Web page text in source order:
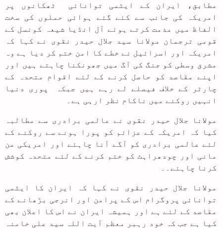
مطابق، ایران کے ایٹمی توانائی ٹھکانوں پر
امریکہ کی جانب سے کئے گئے ہوائی حملوں کی سخت
الفاظ میں مذمت کرتے ہوئے آل انڈیا شیعہ کونسل کے
قومی ترجمان مولانا سید جلال حیدر نقوی نے کہا کہ
امریکہ اور اسرائیل نے خطے کا امن ختم کر دیا ہے وہ
مشرق وسطی کو جنگ کی آگ میں جھونکنا چاہتے ہیں اور
اپنے مقاصد کو حاصل کرنے کے لئے اقوام متحدہ کے
چارٹر کے خلاف فیصلے لے رہے ہیں جبکہ پوری دنیا
انہیں روکنے میں ناکام نظر ارہی ہے۔
مولانا جلال حیدر نقوی نے عالمی برادری سے مطالبہ
کیا کہ امریکہ کے عزائم کو پورا ہونے سے روکنے کے
لئے عالمی برادری کو آگے آنا چاہئے اور امریکی من
مانی اور چودھراہٹ کو ختم کرنے کے لئے متحدہ کوشش
کرنا چاہئے۔۔
مولانا جلال حیدر نقوی نے کہا کہ ایران کا ایٹمی
توانائی پروگرام اس کے پرامن اور انرجی بڑھانے کے
مقاصد کے لئے ہے اور ہمیشہ ایران نے اس کا اعلان بھی
کیا ہے جب کہ خود رہبر معظم آیت اللہ سید علی خامنہ